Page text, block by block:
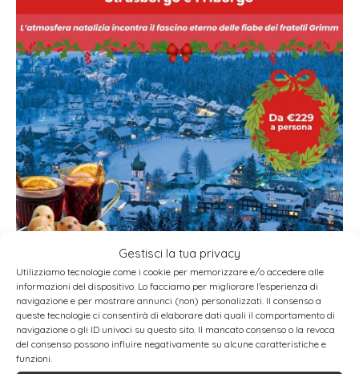
Gestisci la tua privacy
Utilizziamo tecnologie come i cookie per memorizzare e/o accedere alle
informazioni del dispositivo. Lo facciamo per migliorare l'esperienza di
navigazione e per mostrare annunci (non) personalizzati. Il consenso a
queste tecnologie ci consentirà di elaborare dati quali il comportamento di
navigazione o gli ID univoci su questo sito. Il mancato consenso o la revoca
del consenso possono influire negativamente su alcune caratteristiche e
funzioni.
PROMUOVITI SU